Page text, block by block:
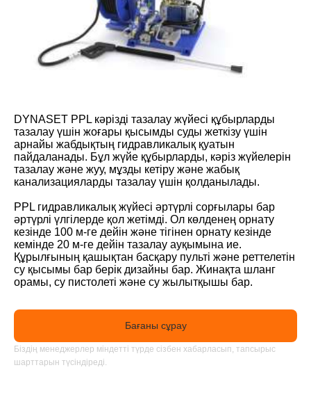
DYNASET PPL кәрізді тазалау жүйесі құбырларды
тазалау үшін жоғары қысымды суды жеткізу үшін
арнайы жабдықтың гидравликалық қуатын
пайдаланады. Бұл жүйе құбырларды, кәріз жүйелерін
тазалау және жуу, мұзды кетіру және жабық
канализацияларды тазалау үшін қолданылады.
PPL гидравликалық жүйесі әртүрлі сорғылары бар
әртүрлі үлгілерде қол жетімді. Ол көлденең орнату
кезінде 100 м-ге дейін және тігінен орнату кезінде
кемінде 20 м-ге дейін тазалау ауқымына ие.
Құрылғының қашықтан басқару пульті және реттелетін
су қысымы бар берік дизайны бар. Жинақта шланг
орамы, су пистолеті және су жылытқышы бар.
Бағаны сұрау
Біздің менеджерлер міндетті түрде сізбен хабарласып, тапсырыс
шарттарын түсіндіреді.